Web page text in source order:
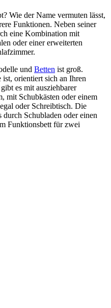
Wie der Name vermuten lässt,
Funktionen. Neben seiner
eine Kombination mit
oder einer erweiterten
und Betten ist groß.
orientiert sich an Ihren
es mit ausziehbarer
mit Schubkästen oder einem
oder Schreibtisch. Die
durch Schubladen oder einen
Funktionsbett für zwei